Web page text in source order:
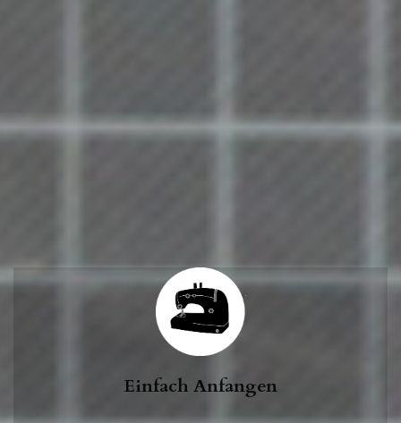
Einfach Anfangen